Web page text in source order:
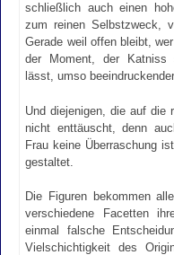
schließlich auch einen
zum reinen Selbstzweck,
Gerade weil offen bleibt,
der Moment, der Katniss
lässt, umso
Und diejenigen, die auf die
nicht enttäuscht, denn
Frau keine Überraschung
gestaltet.
Die Figuren bekommen
verschiedene Facetten
einmal falsche
Vielschichtigkeit des